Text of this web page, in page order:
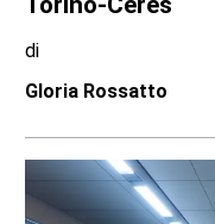
tentato omicidio
Campagna.
lettori
Redazione